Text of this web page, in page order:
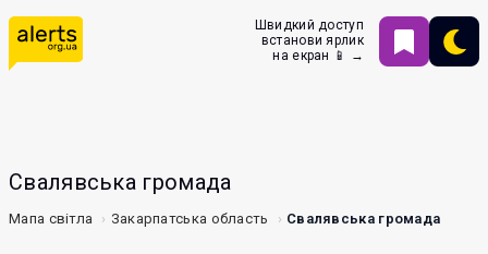
Швидкий доступ
встанови ярлик
на екран 📱 →
Свалявська громада
Мапа світла Закарпатська область Свалявська громада